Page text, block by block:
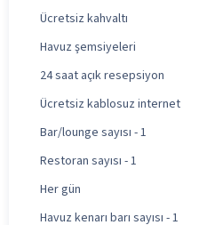
Ücretsiz kahvaltı
Havuz şemsiyeleri
24 saat açık resepsiyon
Ücretsiz kablosuz internet
Bar/lounge sayısı - 1
Restoran sayısı - 1
Her gün
Havuz kenarı barı sayısı - 1